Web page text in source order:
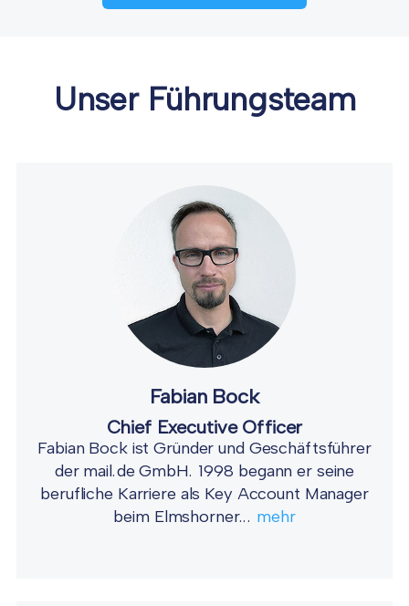
Unser Führungsteam
Fabian Bock
Chief Executive Officer
Fabian Bock ist Gründer und Geschäftsführer
der mail.de GmbH. 1998 begann er seine
berufliche Karriere als Key Account Manager
beim Elmshorner... mehr